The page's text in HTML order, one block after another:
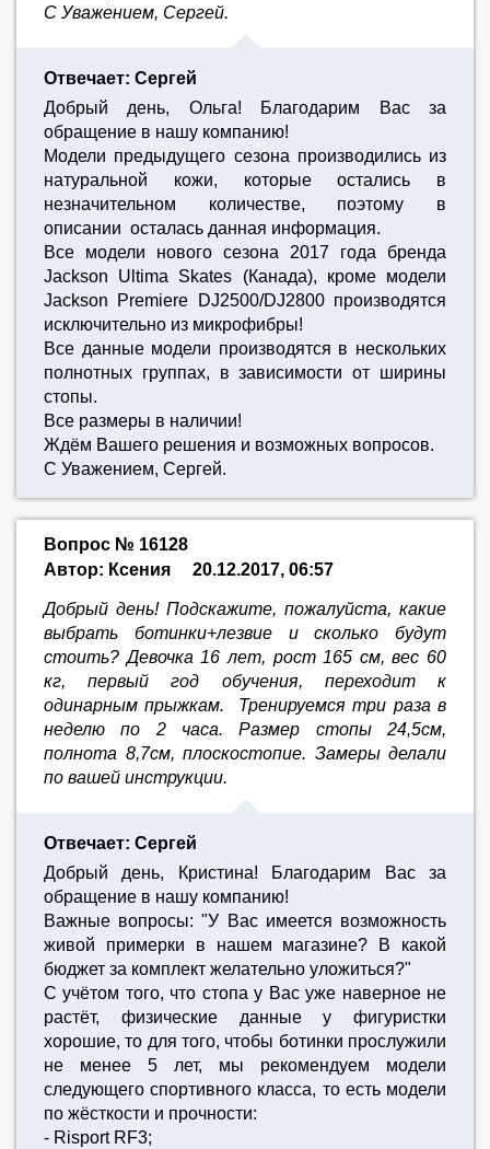
С Уважением, Сергей.
Отвечает: Сергей
Добрый день, Ольга! Благодарим Вас за
обращение в нашу компанию!
Модели предыдущего сезона производились из
натуральной кожи, которые остались в
незначительном количестве, поэтому в
описании осталась данная информация.
Все модели нового сезона 2017 года бренда
Jackson Ultima Skates (Канада), кроме модели
Jackson Premiere DJ2500/DJ2800 производятся
исключительно из микрофибры!
Все данные модели производятся в нескольких
полнотных группах, в зависимости от ширины
стопы.
Все размеры в наличии!
Ждём Вашего решения и возможных вопросов.
С Уважением, Сергей.
Вопрос № 16128
Автор: Ксения
20.12.2017, 06:57
Добрый день! Подскажите, пожалуйста, какие
выбрать ботинки+лезвие и сколько будут
стоить? Девочка 16 лет, рост 165 см, вес 60
кг, первый год обучения, переходит к
одинарным прыжкам. Тренируемся три раза в
неделю по 2 часа. Размер стопы 24,5см,
полнота 8,7см, плоскостопие. Замеры делали
по вашей инструкции.
Отвечает: Сергей
Добрый день, Кристина! Благодарим Вас за
обращение в нашу компанию!
Важные вопросы: "У Вас имеется возможность
живой примерки в нашем магазине? В какой
бюджет за комплект желательно уложиться?"
С учётом того, что стопа у Вас уже наверное не
растёт, физические данные у фигуристки
хорошие, то для того, чтобы ботинки прослужили
не менее 5 лет, мы рекомендуем модели
следующего спортивного класса, то есть модели
по жёсткости и прочности:
- Risport RF3;